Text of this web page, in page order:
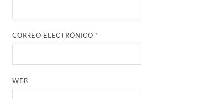
CORREO ELECTRÓNICO *
WEB